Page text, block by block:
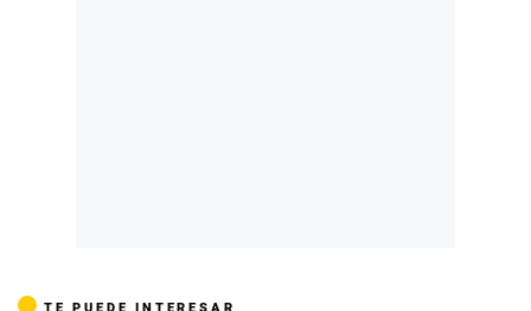
TE PUEDE INTERESAR